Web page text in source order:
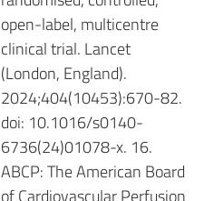
open-label, multicentre
clinical trial. Lancet
(London, England).
2024;404(10453):670-82.
doi: 10.1016/s0140-
6736(24)01078-x. 16.
ABCP: The American Board
of Cardiovascular Perfusion